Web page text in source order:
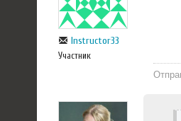
Instructor33
Участник